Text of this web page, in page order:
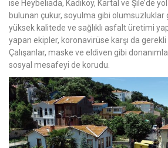
ise Heybeliada, Kadıköy, Kartal ve Şile’de
bulunan çukur, soyulma gibi olumsuzluklar
yüksek kalitede ve sağlıklı asfalt üretimi
yapan ekipler, koronavirüse karşı da gerekli
Çalışanlar, maske ve eldiven gibi
sosyal mesafeyi de korudu.